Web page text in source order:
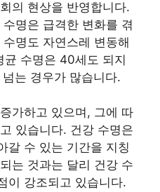
의 현상을 반영합니다.
명은 급격한 변화를 겪
명도 자연스레 변동해
수명은 40세도 되지
는 경우가 많습니다.
가하고 있으며, 그에 따
있습니다. 건강 수명은
갈 수 있는 기간을 지칭
는 것과는 달리 건강 수
이 강조되고 있습니다.